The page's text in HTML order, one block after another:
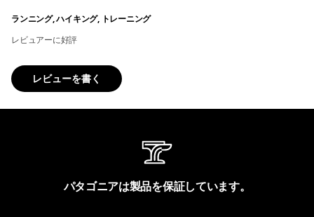
ランニング, ハイキング, トレーニング
レビュアーに好評
レビューを書く
パタゴニアは製品を保証しています。